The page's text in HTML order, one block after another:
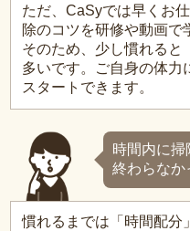
ただ、CaSyでは早くお
除のコツを研修や動画で
そのため、少し慣れると
多いです。ご自身の体力
スタートできます。
時間内に掃
終わらなか
慣れるまでは「時間配分